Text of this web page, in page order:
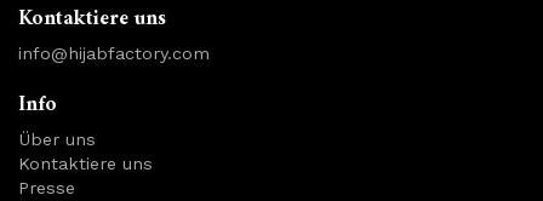
Kontaktiere uns
info@hijabfactory.com
Info
Über uns
Kontaktiere uns
Presse